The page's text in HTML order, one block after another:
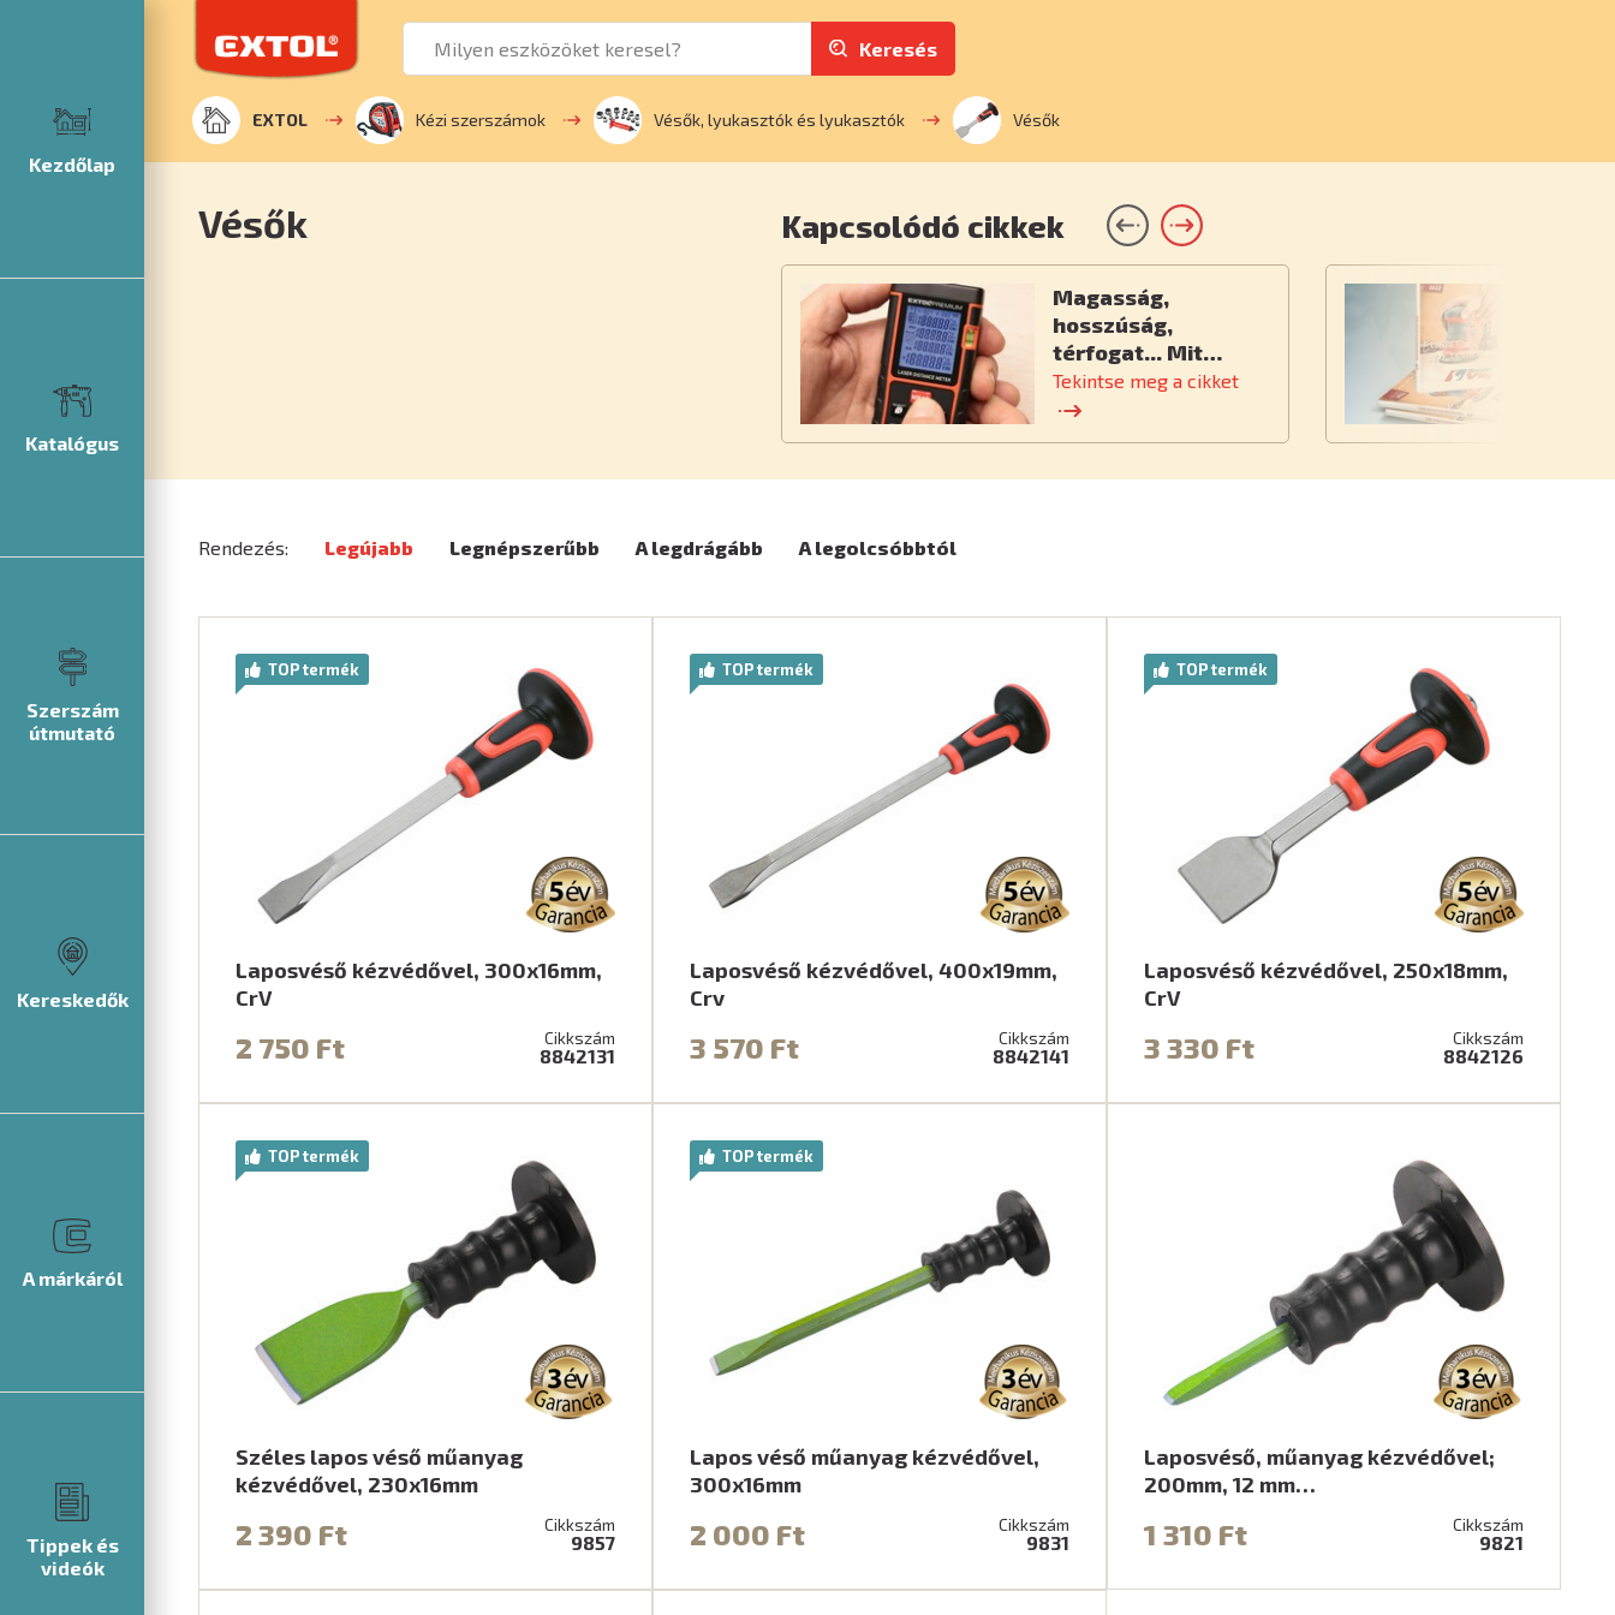
Kezdőlap
Katalógus
Szerszám
útmutató
Kereskedők
A márkáról
Tippek és
videók
Keresés
EXTOL Kézi szerszámok Vésők, lyukasztók és lyukasztók Vésők
Vésők Kapcsolódó cikkek
Magasság,
hosszúság,
térfogat... Mit…
Tekintse meg a cikket
Rendezés: Legújabb Legnépszerűbb A legdrágább A legolcsóbbtól
TOP termék
Laposvéső kézvédővel, 300x16mm,
CrV
2 750 Ft Cikkszám
8842131
TOP termék
Laposvéső kézvédővel, 400x19mm,
Crv
3 570 Ft Cikkszám
8842141
TOP termék
Laposvéső kézvédővel, 250x18mm,
CrV
3 330 Ft Cikkszám
8842126
TOP termék
Széles lapos véső műanyag
kézvédővel, 230x16mm
2 390 Ft Cikkszám
9857
TOP termék
Lapos véső műanyag kézvédővel,
300x16mm
2 000 Ft Cikkszám
9831
Laposvéső, műanyag kézvédővel;
200mm, 12 mm…
1 310 Ft Cikkszám
9821